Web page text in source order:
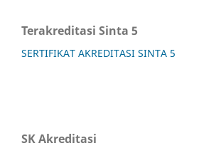
Terakreditasi Sinta 5
SERTIFIKAT AKREDITASI SINTA 5
SK Akreditasi